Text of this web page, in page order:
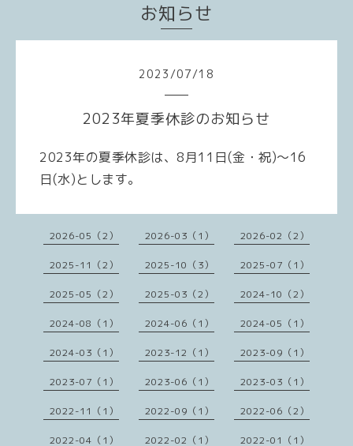
お知らせ
2023 /07/18
2023年夏季休診のお知らせ
2023年の夏季休診は、8月11日(金・祝)～16
日(水)とします。
2026-05（2） 2026-03（1） 2026-02（2）
2025-11（2） 2025-10（3） 2025-07（1）
2025-05（2） 2025-03（2） 2024-10（2）
2024-08（1） 2024-06（1） 2024-05（1）
2024-03（1） 2023-12（1） 2023-09（1）
2023-07（1） 2023-06（1） 2023-03（1）
2022-11（1） 2022-09（1） 2022-06（2）
2022-04（1） 2022-02（1） 2022-01（1）